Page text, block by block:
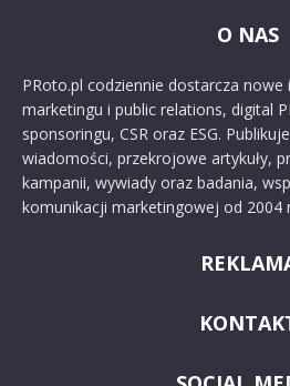
O NAS
PRoto.pl codziennie dostarcza
marketingu i public relations, digital
sponsoringu, CSR oraz ESG.
wiadomości, przekrojowe artykuły,
kampanii, wywiady oraz badania,
komunikacji marketingowej od 2004